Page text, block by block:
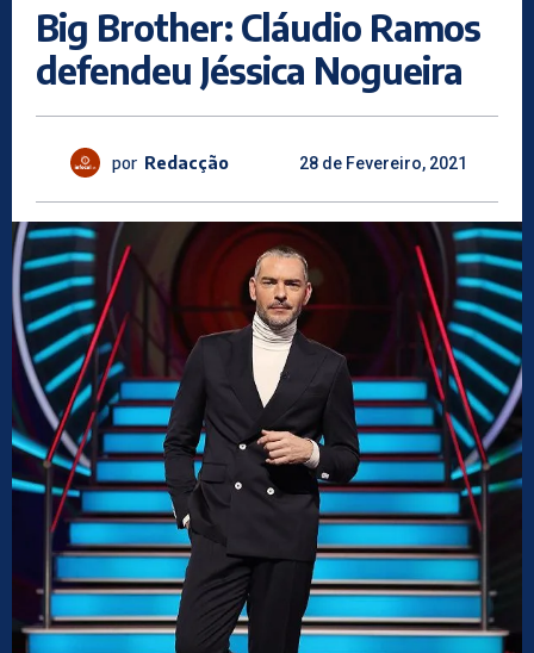
Big Brother: Cláudio Ramos
defendeu Jéssica Nogueira
por Redacção 28 de Fevereiro, 2021